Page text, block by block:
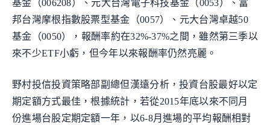
基金（006208）、元大台灣電子科技基金（0053）、富
邦台灣摩根指數股票型基金（0057）、元大台灣卓越50
基金（0050），報酬率約在32%-37%之間，雖然第三季以
來不少ETF小虧，但今年以來報酬率仍然亮麗。
野村投信投資策略部副總但漢遠分析，投資台股最好以定
期定額方式最佳，根據統計，若從2015年底以來不同月
份進場台股定期定額一年，以6-8月進場的平均報酬相對